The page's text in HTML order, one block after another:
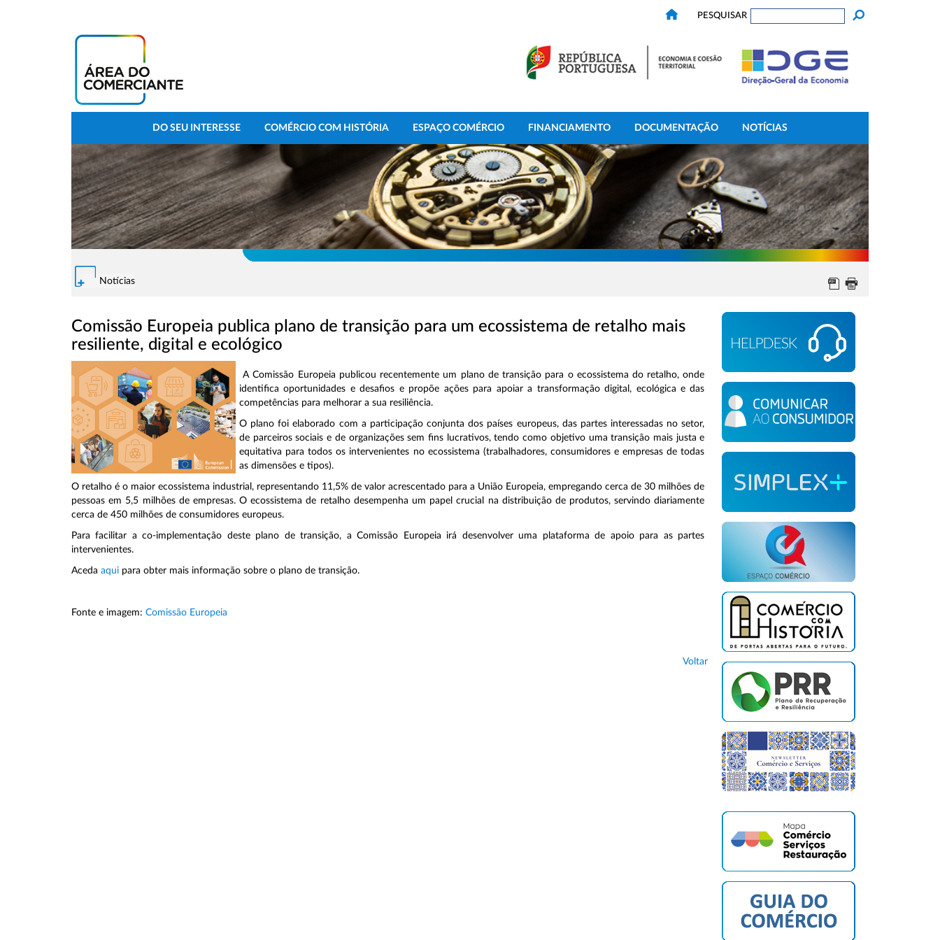
PESQUISAR
DO SEU INTERESSE COMÉRCIO COM HISTÓRIA ESPAÇO COMÉRCIO FINANCIAMENTO DOCUMENTAÇÃO NOTÍCIAS
Notícias
Comissão Europeia publica plano de transição para um ecossistema de retalho mais
resiliente, digital e ecológico
A Comissão Europeia publicou recentemente um plano de transição para o ecossistema do retalho, onde
identifica oportunidades e desafios e propõe ações para apoiar a transformação digital, ecológica e das
competências para melhorar a sua resiliência.
O plano foi elaborado com a participação conjunta dos países europeus, das partes interessadas no setor,
de parceiros sociais e de organizações sem fins lucrativos, tendo como objetivo uma transição mais justa e
equitativa para todos os intervenientes no ecossistema (trabalhadores, consumidores e empresas de todas
as dimensões e tipos).
O retalho é o maior ecossistema industrial, representando 11,5% de valor acrescentado para a União Europeia, empregando cerca de 30 milhões de
pessoas em 5,5 milhões de empresas. O ecossistema de retalho desempenha um papel crucial na distribuição de produtos, servindo diariamente
cerca de 450 milhões de consumidores europeus.
Para facilitar a co-implementação deste plano de transição, a Comissão Europeia irá desenvolver uma plataforma de apoio para as partes
intervenientes.
Aceda aqui para obter mais informação sobre o plano de transição.
Fonte e imagem: Comissão Europeia
Voltar